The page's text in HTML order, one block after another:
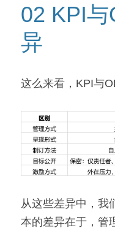
02 KPI
异
这么来看，KPI与
从这些差异中，我
本的差异在于，管